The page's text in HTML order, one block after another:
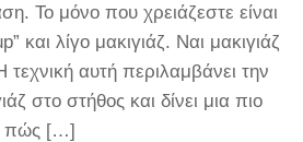
Το μόνο που χρειάζεστε είναι
και λίγο μακιγιάζ. Ναι μακιγιάζ
αυτή περιλαμβάνει την
στο στήθος και δίνει μια πιο
πώς […]